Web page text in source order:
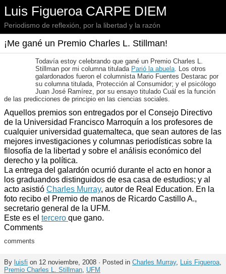
Luis Figueroa CARPE DIEM
Periodismo de reflexión, por la libertad y la razón
¡Me gané un Premio Charles L. Stillman!
Todavía estoy celebrando que gané un Premio Charles L.
Stillman por mi columna titulada Parió la abuela. Los otros
galardonados fueron el columnista Mario Fuentes Destarac por
su columna titulada, Protección al Consumidor; y el psicólogo
Juan José Ramírez, por su ensayo titulado Cuál es la función
de las predicciones de principio en las ciencias sociales.
Aquellos premios son entregados por el Consejo Directivo
de la Universidad Francisco Marroquín a los profesores de
cualquier universidad guatemalteca, que sean autores de las
mejores investigaciones y columnas periodísticas sobre la
filosofía de la libertad y sobre el análisis económico del
derecho y la política.
La entrega del galardón ocurrió durante el acto en honor a
los graduandos distinguidos de esa casa de estudios; y al
acto asistió Charles Murray, autor de Real Education. En la
foto recibo el Premio de manos de Ricardo Castillo A.,
secretario general de la UFM.
Este es el tercero que gano.
Comments
comments
By luisfi on 12 noviembre, 2008 · Posted in Charles Murray, Luis Figueroa,
Premio Charles L. Stillman, UFM